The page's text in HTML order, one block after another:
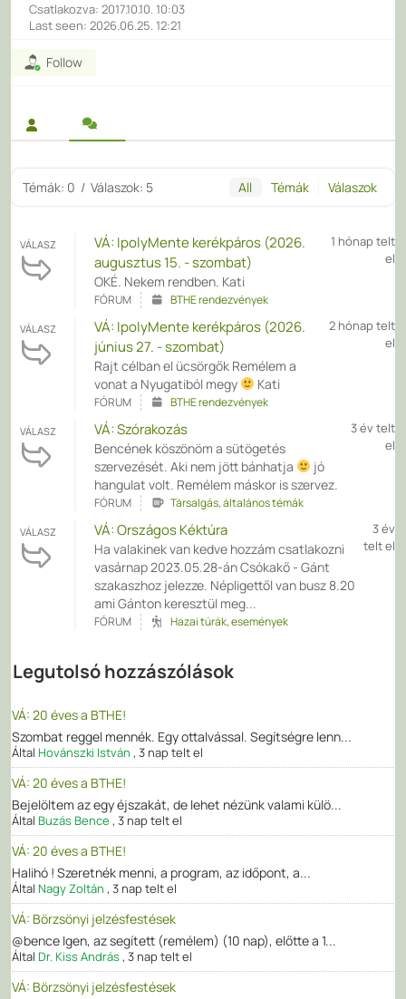
Csatlakozva: 2017.10.10. 10:03
Last seen: 2026.06.25. 12:21
Follow
Témák: 0 / Válaszok: 5 All Témák Válaszok
VÁLASZ
VÁ: IpolyMente kerékpáros (2026.
augusztus 15. - szombat)
OKÉ. Nekem rendben. Kati
1 hónap telt
el
FÓRUM BTHE rendezvények
VÁLASZ
VÁ: IpolyMente kerékpáros (2026.
június 27. - szombat)
Rajt célban el ücsörgők Remélem a
vonat a Nyugatiból megy
Kati
2 hónap telt
el
FÓRUM BTHE rendezvények
VÁLASZ VÁ: Szórakozás
Bencének köszönöm a sütögetés
szervezését. Aki nem jött bánhatja
jó
hangulat volt. Remélem máskor is szervez.
3 év telt
el
FÓRUM Társalgás, általános témák
VÁLASZ VÁ: Országos Kéktúra
Ha valakinek van kedve hozzám csatlakozni
vasárnap 2023.05.28-án Csókakő - Gánt
szakaszhoz jelezze. Népligettől van busz 8.20
ami Gánton keresztül meg...
3 év
telt el
FÓRUM Hazai túrák, események
Legutolsó hozzászólások
VÁ: 20 éves a BTHE!
Szombat reggel mennék. Egy ottalvással. Segítségre lenn...
Által Hovánszki István , 3 nap telt el
VÁ: 20 éves a BTHE!
Bejelöltem az egy éjszakát, de lehet nézünk valami külö...
Által Buzás Bence , 3 nap telt el
VÁ: 20 éves a BTHE!
Halihó ! Szeretnék menni, a program, az időpont, a...
Által Nagy Zoltán , 3 nap telt el
VÁ: Börzsönyi jelzésfestések
@bence Igen, az segített (remélem) (10 nap), előtte a 1...
Által Dr. Kiss András, 3 nap telt el
VÁ: Börzsönyi jelzésfestések